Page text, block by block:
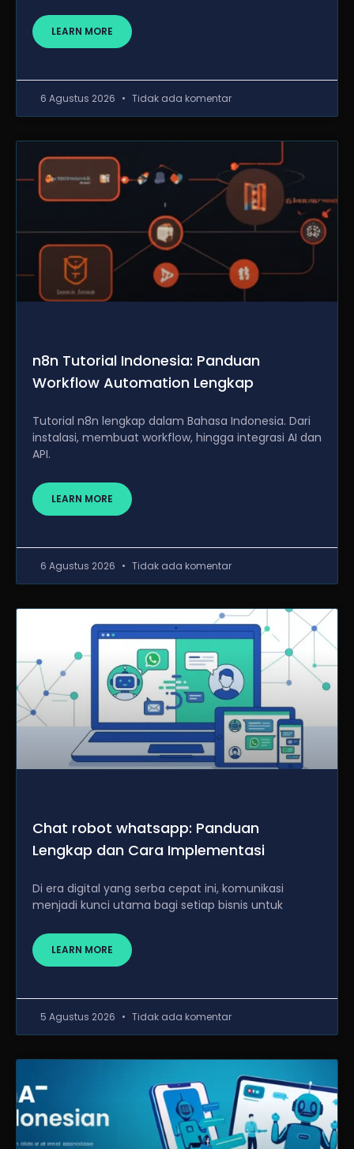
LEARN MORE
6 Agustus 2026 Tidak ada komentar
n8n Tutorial Indonesia: Panduan
Workflow Automation Lengkap
Tutorial n8n lengkap dalam Bahasa Indonesia. Dari
instalasi, membuat workflow, hingga integrasi AI dan
API.
LEARN MORE
6 Agustus 2026 Tidak ada komentar
Chat robot whatsapp: Panduan
Lengkap dan Cara Implementasi
Di era digital yang serba cepat ini, komunikasi
menjadi kunci utama bagi setiap bisnis untuk
LEARN MORE
5 Agustus 2026 Tidak ada komentar